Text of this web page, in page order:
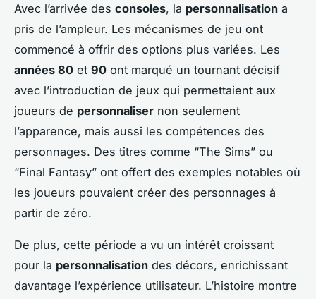
Avec l’arrivée des consoles, la personnalisation a
pris de l’ampleur. Les mécanismes de jeu ont
commencé à offrir des options plus variées. Les
années 80 et 90 ont marqué un tournant décisif
avec l’introduction de jeux qui permettaient aux
joueurs de personnaliser non seulement
l’apparence, mais aussi les compétences des
personnages. Des titres comme “The Sims” ou
“Final Fantasy” ont offert des exemples notables où
les joueurs pouvaient créer des personnages à
partir de zéro.
De plus, cette période a vu un intérêt croissant
pour la personnalisation des décors, enrichissant
davantage l’expérience utilisateur. L’histoire montre